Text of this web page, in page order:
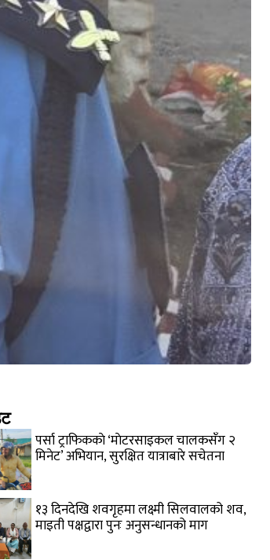
पर्सा ट्राफिककाे ‘माेटरसाइकल चालकसँग २
मिनेट’ अभियान, सुरक्षित यात्राबारे सचेतना
१३ दिनदेखि शवगृहमा लक्ष्मी सिलवालको शव,
माइती पक्षद्वारा पुनः अनुसन्धानको माग